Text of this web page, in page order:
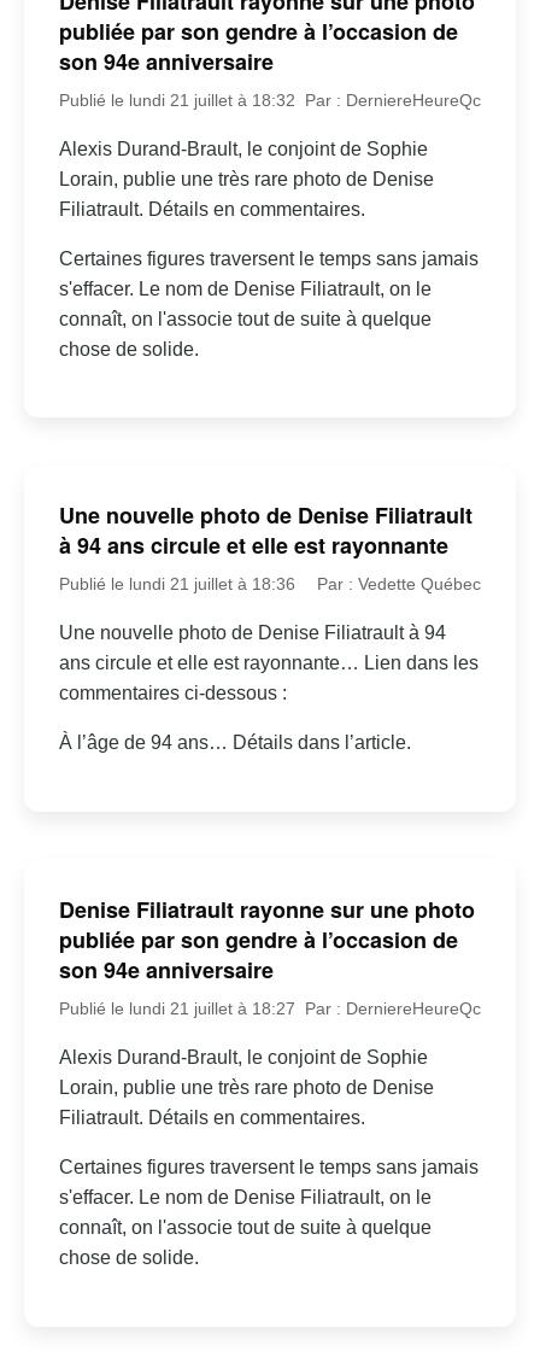
publiée par son gendre à l’occasion de
son 94e anniversaire
Publié le lundi 21 juillet à 18:32 Par : DerniereHeureQc
Alexis Durand-Brault, le conjoint de Sophie
Lorain, publie une très rare photo de Denise
Filiatrault. Détails en commentaires.
Certaines figures traversent le temps sans jamais
s'effacer. Le nom de Denise Filiatrault, on le
connaît, on l'associe tout de suite à quelque
chose de solide.
Une nouvelle photo de Denise Filiatrault
à 94 ans circule et elle est rayonnante
Publié le lundi 21 juillet à 18:36 Par : Vedette Québec
Une nouvelle photo de Denise Filiatrault à 94
ans circule et elle est rayonnante… Lien dans les
commentaires ci-dessous :
À l’âge de 94 ans… Détails dans l’article.
Denise Filiatrault rayonne sur une photo
publiée par son gendre à l’occasion de
son 94e anniversaire
Publié le lundi 21 juillet à 18:27 Par : DerniereHeureQc
Alexis Durand-Brault, le conjoint de Sophie
Lorain, publie une très rare photo de Denise
Filiatrault. Détails en commentaires.
Certaines figures traversent le temps sans jamais
s'effacer. Le nom de Denise Filiatrault, on le
connaît, on l'associe tout de suite à quelque
chose de solide.